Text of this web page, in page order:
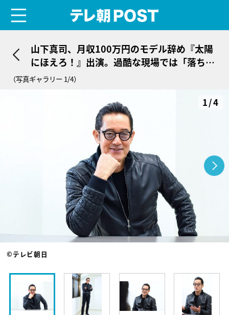
山下真司、月収100万円のモデル辞め『太陽
にほえろ！』出演。過酷な現場では「落ちた
ら…」というシーンもスタントなし
（写真ギャラリー 1/4）
1/4
©テレビ朝日